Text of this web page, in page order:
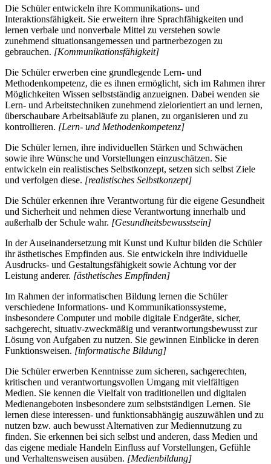
Die Schüler entwickeln ihre Kommunikations- und
Interaktionsfähigkeit. Sie erweitern ihre Sprachfähigkeiten und
lernen verbale und nonverbale Mittel zu verstehen sowie
zunehmend situationsangemessen und partnerbezogen zu
gebrauchen. [Kommunikationsfähigkeit]
Die Schüler erwerben eine grundlegende Lern- und
Methodenkompetenz, die es ihnen ermöglicht, sich im Rahmen ihrer
Möglichkeiten Wissen selbstständig anzueignen. Dabei wenden sie
Lern- und Arbeitstechniken zunehmend zielorientiert an und lernen,
überschaubare Arbeitsabläufe zu planen, zu organisieren und zu
kontrollieren. [Lern- und Methodenkompetenz]
Die Schüler lernen, ihre individuellen Stärken und Schwächen
sowie ihre Wünsche und Vorstellungen einzuschätzen. Sie
entwickeln ein realistisches Selbstkonzept, setzen sich selbst Ziele
und verfolgen diese. [realistisches Selbstkonzept]
Die Schüler erkennen ihre Verantwortung für die eigene Gesundheit
und Sicherheit und nehmen diese Verantwortung innerhalb und
außerhalb der Schule wahr. [Gesundheitsbewusstsein]
In der Auseinandersetzung mit Kunst und Kultur bilden die Schüler
ihr ästhetisches Empfinden aus. Sie entwickeln ihre individuelle
Ausdrucks- und Gestaltungsfähigkeit sowie Achtung vor der
Leistung anderer. [ästhetisches Empfinden]
Im Rahmen der informatischen Bildung lernen die Schüler
verschiedene Informations- und Kommunikationssysteme,
insbesondere Computer und mobile digitale Endgeräte, sicher,
sachgerecht, situativ-zweckmäßig und verantwortungsbewusst zur
Lösung von Aufgaben zu nutzen. Sie gewinnen Einblicke in deren
Funktionsweisen. [informatische Bildung]
Die Schüler erwerben Kenntnisse zum sicheren, sachgerechten,
kritischen und verantwortungsvollen Umgang mit vielfältigen
Medien. Sie kennen die Vielfalt von traditionellen und digitalen
Medienangeboten insbesondere zum selbstständigen Lernen. Sie
lernen diese interessen- und funktionsabhängig auszuwählen und zu
nutzen bzw. auch bewusst Alternativen zur Mediennutzung zu
finden. Sie erkennen bei sich selbst und anderen, dass Medien und
das eigene mediale Handeln Einfluss auf Vorstellungen, Gefühle
und Verhaltensweisen ausüben. [Medienbildung]